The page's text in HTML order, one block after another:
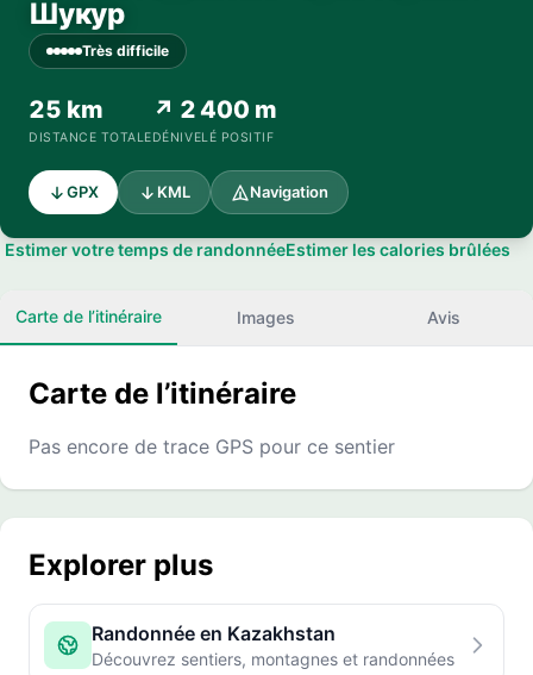
Шукур
Très difficile
25 km
DISTANCE TOTALE
↗ 2 400 m
DÉNIVELÉ POSITIF
GPX KML Navigation
Estimer votre temps de randonnéeEstimer les calories brûlées
Carte de l’itinéraire Images Avis
Carte de l’itinéraire
Pas encore de trace GPS pour ce sentier
Explorer plus
Randonnée en Kazakhstan
Découvrez sentiers, montagnes et randonnées